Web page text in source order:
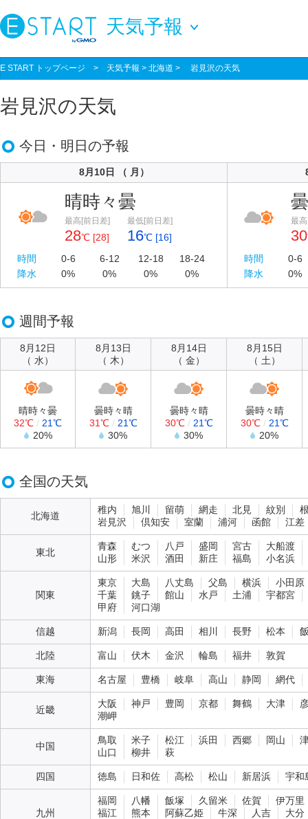
天気予報
E START トップページ > 天気予報 > 北海道 > 岩見沢の天気
岩見沢の天気
今日・明日の予報
8月10日 （ 月）
晴時々曇
最高[前日差]
28℃ [28]
最低[前日差]
16℃ [16]
最
30
時間
0-6 6-12 12-18
18-24
降水
0% 0% 0% 0%
時間
0-6
降水
0%
週間予報
8月12日
（ 水）
8月13日
（ 木）
8月14日
（ 金）
8月15日
（ 土）
晴時々曇
32℃ / 21℃
20%
曇時々晴
31℃/ 21℃
30%
曇時々晴
30℃/ 21℃
30%
曇時々晴
30℃/ 21℃
20%
全国の天気
北海道
稚内 旭川 留萌 網走 北見 紋別
岩見沢
倶知安 室蘭 浦河 函館 江差
東北
青森 むつ 八戸 盛岡 宮古
大船渡
山形
米沢 酒田 新庄 福島 小名浜
関東
東京 大島 八丈島 父島 横浜
小田原
千葉
銚子 館山 水戸 土浦
宇都宮
甲府
河口湖
信越 新潟 長岡 高田 相川 長野 松本
北陸 富山 伏木 金沢 輪島 福井 敦賀
東海 名古屋 豊橋 岐阜 高山 静岡 網代
近畿
大阪 神戸 豊岡 京都 舞鶴 大津
潮岬
中国
鳥取 米子 松江 浜田 西郷 岡山
山口
柳井 萩
四国 徳島 日和佐 高松 松山 新居浜 宇和
九州
福岡 八幡 飯塚 久留米 佐賀
伊万里
福江
熊本 阿蘇乙姫 牛深 人吉
大分